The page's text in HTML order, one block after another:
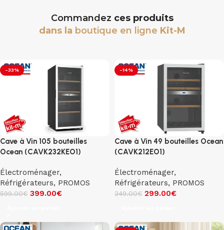
Commandez ces produits
dans la boutique en ligne Kit-M
-33%
Cave à Vin 105 bouteilles
Ocean (CAVK232KEO1)
Électroménager,
Réfrigérateurs, PROMOS
599.00€ 399.00€
-14%
Cave à Vin 49 bouteilles Ocean
(CAVK212EO1)
Électroménager,
Réfrigérateurs, PROMOS
349.00€ 299.00€